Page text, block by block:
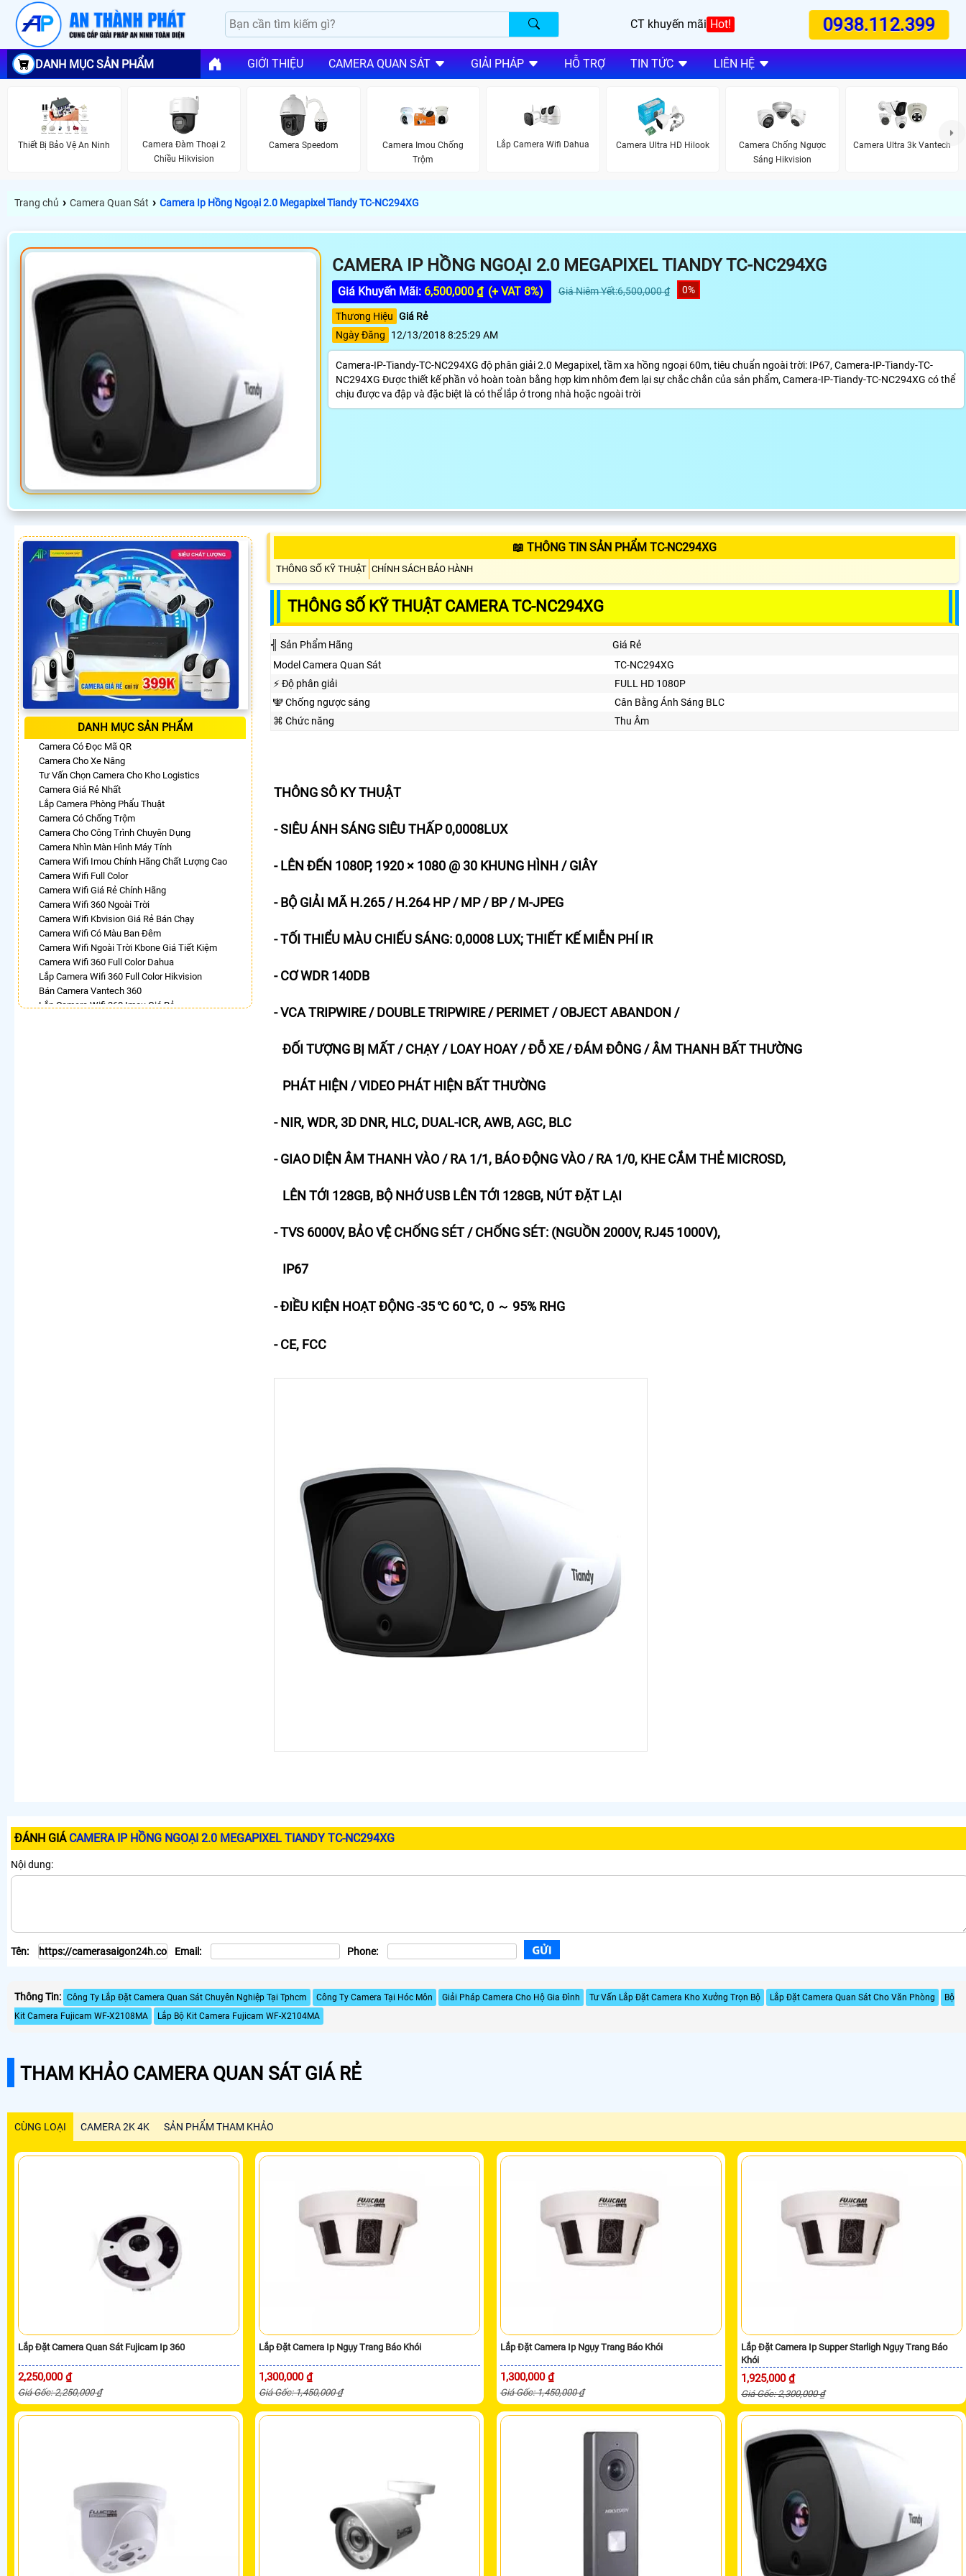
CT khuyến mãi Hot! 0938.112.399
DANH MỤC SẢN PHẨM GIỚI THIỆU CAMERA QUAN SÁT GIẢI PHÁP HỖ TRỢ TIN TỨC LIÊN HỆ
Thiết Bị Bảo Vệ An Ninh
Camera Đàm Thoại 2
Chiều Hikvision
Camera Speedom
Camera Imou Chống
Trộm
Lắp Camera Wifi Dahua Camera Ultra HD Hilook
Camera Chống Ngược
Sáng Hikvision
Camera Ultra 3k Vantech
Trang chủ › Camera Quan Sát › Camera Ip Hồng Ngoại 2.0 Megapixel Tiandy TC-NC294XG
CAMERA IP HỒNG NGOẠI 2.0 MEGAPIXEL TIANDY TC-NC294XG
Giá Khuyến Mãi: 6,500,000 ₫ (+ VAT 8%) Giá Niêm Yết:6,500,000 ₫ 0%
Thương Hiệu Giá Rẻ
Ngày Đăng
12/13/2018 8:25:29 AM
Camera-IP-Tiandy-TC-NC294XG độ phân giải 2.0 Megapixel, tầm xa hồng ngoại 60m, tiêu chuẩn ngoài trời: IP67, Camera-IP-Tiandy-TC-
NC294XG Được thiết kế phần vỏ hoàn toàn bằng hợp kim nhôm đem lại sự chắc chắn của sản phẩm, Camera-IP-Tiandy-TC-NC294XG có thể
chịu được va đập và đặc biệt là có thể lắp ở trong nhà hoặc ngoài trời
DANH MỤC SẢN PHẨM
Camera Có Đọc Mã QR
Camera Cho Xe Nâng
Tư Vấn Chọn Camera Cho Kho Logistics
Camera Giá Rẻ Nhất
Lắp Camera Phòng Phẩu Thuật
Camera Có Chống Trộm
Camera Cho Công Trình Chuyên Dụng
Camera Nhìn Màn Hình Máy Tính
Camera Wifi Imou Chính Hãng Chất Lượng Cao
Camera Wifi Full Color
Camera Wifi Giá Rẻ Chính Hãng
Camera Wifi 360 Ngoài Trời
Camera Wifi Kbvision Giá Rẻ Bán Chạy
Camera Wifi Có Màu Ban Đêm
Camera Wifi Ngoài Trời Kbone Giá Tiết Kiệm
Camera Wifi 360 Full Color Dahua
Lắp Camera Wifi 360 Full Color Hikvision
Bán Camera Vantech 360
Lắp Camera Wifi 360 Imou Giá Rẻ
📖 THÔNG TIN SẢN PHẨM TC-NC294XG
THÔNG SỐ KỸ THUẬT CHÍNH SÁCH BẢO HÀNH
THÔNG SỐ KỸ THUẬT CAMERA TC-NC294XG
╣ Sản Phẩm Hãng
Giá Rẻ
Model Camera Quan Sát
TC-NC294XG
️⚡ Độ phân giải
FULL HD 1080P
🕎 Chống ngược sáng
Cân Bằng Ánh Sáng BLC
⌘ Chức năng
Thu Âm
THÔNG SÔ KY THUẬT
- SIÊU ÁNH SÁNG SIÊU THẤP 0,0008LUX
- LÊN ĐẾN 1080P, 1920 × 1080 @ 30 KHUNG HÌNH / GIÂY
- BỘ GIẢI MÃ H.265 / H.264 HP / MP / BP / M-JPEG
- TỐI THIỂU MÀU CHIẾU SÁNG: 0,0008 LUX; THIẾT KẾ MIỄN PHÍ IR
- CƠ WDR 140DB
- VCA TRIPWIRE / DOUBLE TRIPWIRE / PERIMET / OBJECT ABANDON /
ĐỐI TƯỢNG BỊ MẤT / CHẠY / LOAY HOAY / ĐỖ XE / ĐÁM ĐÔNG / ÂM THANH BẤT THƯỜNG
PHÁT HIỆN / VIDEO PHÁT HIỆN BẤT THƯỜNG
- NIR, WDR, 3D DNR, HLC, DUAL-ICR, AWB, AGC, BLC
- GIAO DIỆN ÂM THANH VÀO / RA 1/1, BÁO ĐỘNG VÀO / RA 1/0, KHE CẮM THẺ MICROSD,
LÊN TỚI 128GB, BỘ NHỚ USB LÊN TỚI 128GB, NÚT ĐẶT LẠI
- TVS 6000V, BẢO VỆ CHỐNG SÉT / CHỐNG SÉT: (NGUỒN 2000V, RJ45 1000V),
IP67
- ĐIỀU KIỆN HOẠT ĐỘNG -35 ℃ 60 ℃, 0 ～ 95% RHG
- CE, FCC
ĐÁNH GIÁ CAMERA IP HỒNG NGOẠI 2.0 MEGAPIXEL TIANDY TC-NC294XG
Nội dung:
Tên: Email: Phone:
Thông Tin: Công Ty Lắp Đặt Camera Quan Sát Chuyên Nghiệp Tại Tphcm Công Ty Camera Tại Hóc Môn Giải Pháp Camera Cho Hộ Gia Đình Tư Vấn Lắp Đặt Camera Kho Xưởng Trọn Bộ Lắp Đặt Camera Quan Sát Cho Văn Phòng
Bộ
Kit Camera Fujicam WF-X2108MA
Lắp Bộ Kit Camera Fujicam WF-X2104MA
THAM KHẢO CAMERA QUAN SÁT GIÁ RẺ
CÙNG LOẠI CAMERA 2K 4K SẢN PHẨM THAM KHẢO
Lắp Đặt Camera Quan Sát Fujicam Ip 360
2,250,000 ₫
Giá Gốc: 2,250,000 ₫
Lắp Đặt Camera Ip Ngụy Trang Báo Khói
1,300,000 ₫
Giá Gốc: 1,450,000 ₫
Lắp Đặt Camera Ip Ngụy Trang Báo Khói
1,300,000 ₫
Giá Gốc: 1,450,000 ₫
Lắp Đặt Camera Ip Supper Starligh Ngụy Trang Báo
Khói
1,925,000 ₫
Giá Gốc: 2,300,000 ₫